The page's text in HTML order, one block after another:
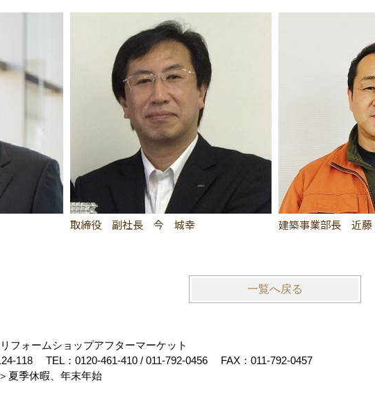
取締役 副社長 今 城幸 建築事業部長 近
一覧へ戻る
フォームショップアフターマーケット
118 TEL： 0120-461-410 / 011-792-0456
FAX：011-792-0457
夏季休暇、年末年始